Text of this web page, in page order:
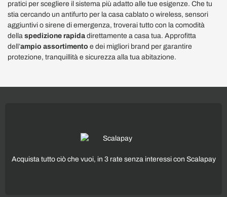
pratici per scegliere il sistema più adatto alle tue esigenze. Che tu
stia cercando un antifurto per la casa cablato o wireless, sensori
aggiuntivi o sirene di emergenza, troverai tutto con la comodità
della spedizione rapida direttamente a casa tua. Approfitta
dell’ampio assortimento e dei migliori brand per garantire
protezione, tranquillità e sicurezza alla tua abitazione.
Acquista tutto ciò che vuoi, in 3 rate senza interessi con Scalapay